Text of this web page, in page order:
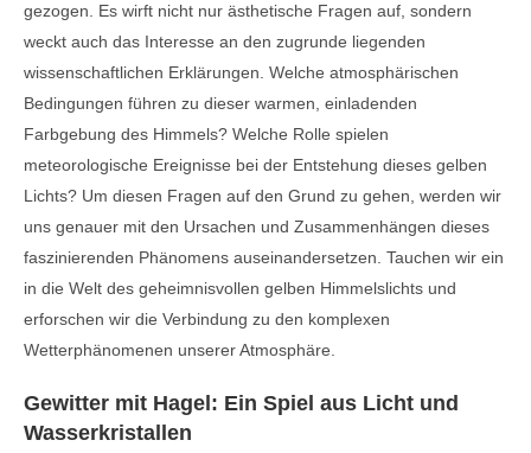
gezogen. Es wirft nicht nur ästhetische Fragen auf, sondern
weckt auch das Interesse an den zugrunde liegenden
wissenschaftlichen Erklärungen. Welche atmosphärischen
Bedingungen führen zu dieser warmen, einladenden
Farbgebung des Himmels? Welche Rolle spielen
meteorologische Ereignisse bei der Entstehung dieses gelben
Lichts? Um diesen Fragen auf den Grund zu gehen, werden wir
uns genauer mit den Ursachen und Zusammenhängen dieses
faszinierenden Phänomens auseinandersetzen. Tauchen wir ein
in die Welt des geheimnisvollen gelben Himmelslichts und
erforschen wir die Verbindung zu den komplexen
Wetterphänomenen unserer Atmosphäre.
Gewitter mit Hagel: Ein Spiel aus Licht und
Wasserkristallen